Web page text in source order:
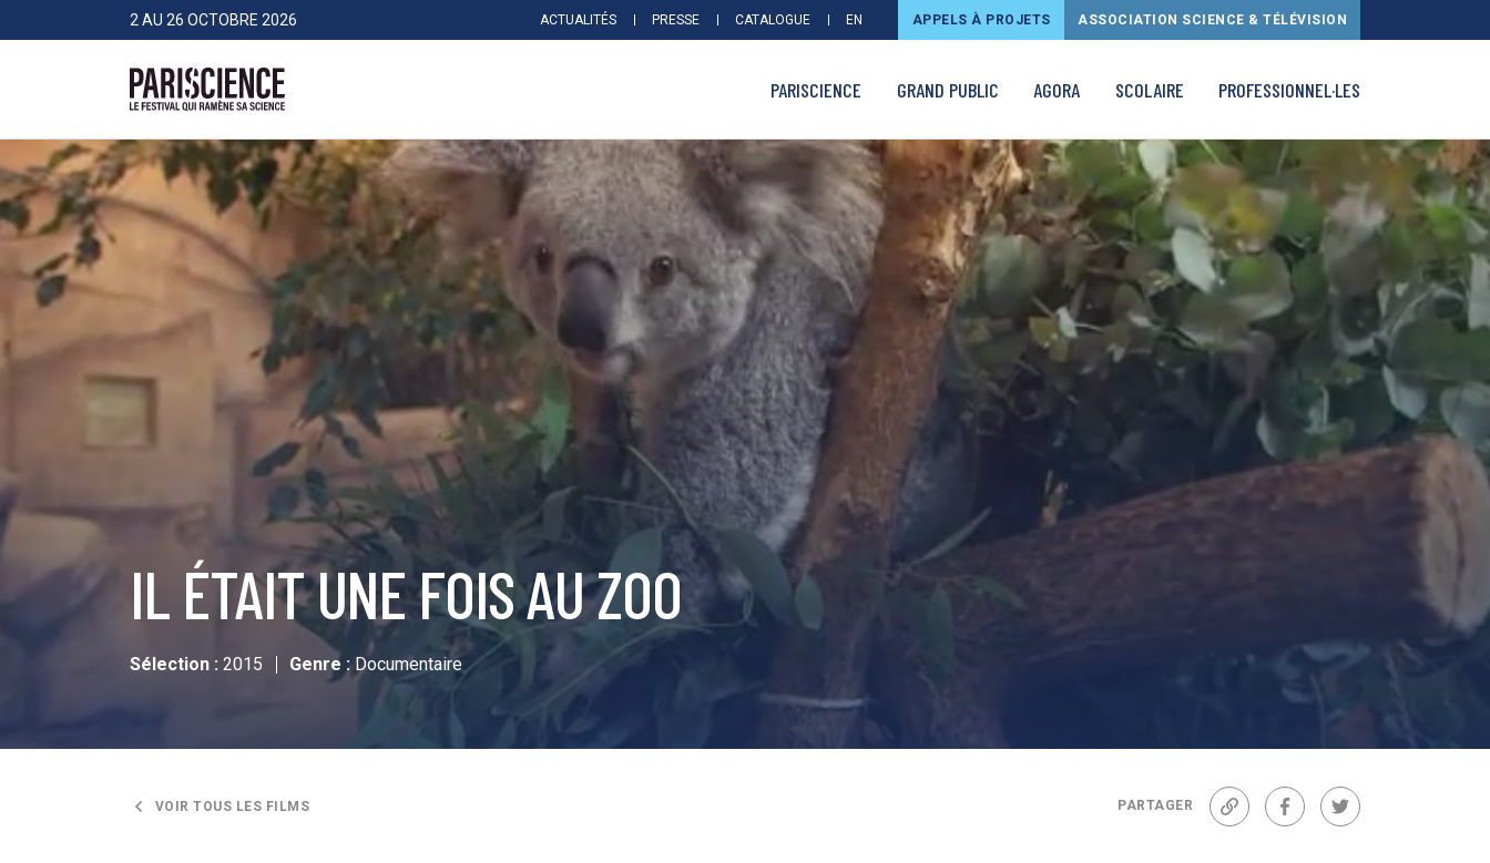
>Aller au contenu2 AU 26 OCTOBRE 2026 ACTUALITÉS PRESSE CATALOGUE EN APPELS À PROJETS ASSOCIATION SCIENCE & TÉLÉVISION
PARISCIENCE GRAND PUBLIC AGORA SCOLAIRE PROFESSIONNEL·LES
IL ÉTAIT UNE FOIS AU ZOO
Sélection : 2015 Genre : Documentaire
VOIR TOUS LES FILMS PARTAGER
Lien FacebookTwitter
Panneau de gestion des cookies